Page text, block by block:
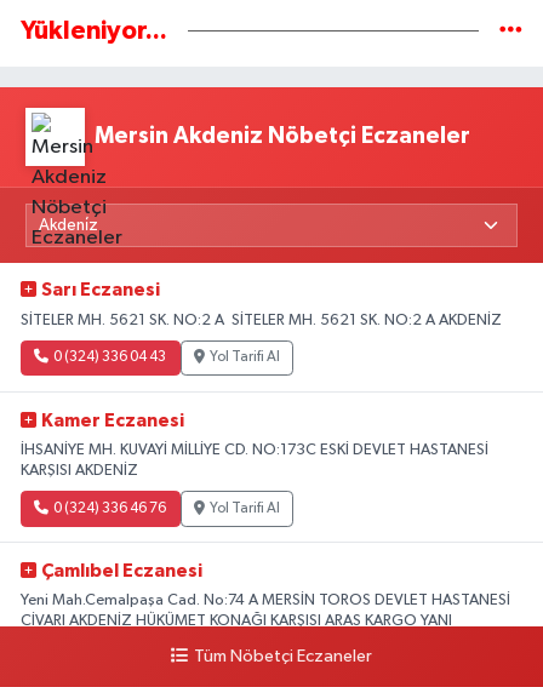
Yükleniyor...
Mersin Akdeniz Nöbetçi Eczaneler
Sarı Eczanesi
SİTELER MH. 5621 SK. NO:2 A SİTELER MH. 5621 SK. NO:2 A AKDENİZ
0 (324) 336 04 43 Yol Tarifi Al
Kamer Eczanesi
İHSANİYE MH. KUVAYİ MİLLİYE CD. NO:173C ESKİ DEVLET HASTANESİ
KARŞISI AKDENİZ
0 (324) 336 46 76 Yol Tarifi Al
Çamlıbel Eczanesi
Yeni Mah.Cemalpaşa Cad. No:74 A MERSİN TOROS DEVLET HASTANESİ
CİVARI AKDENİZ HÜKÜMET KONAĞI KARŞISI ARAS KARGO YANI
Yol Tarifi Al
Tüm Nöbetçi Eczaneler